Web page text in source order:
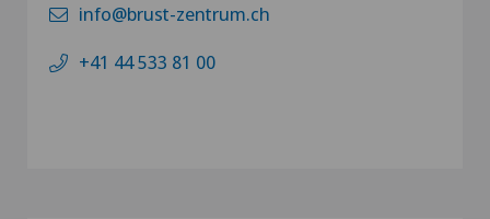
info@brust-zentrum.ch
+41 44 533 81 00